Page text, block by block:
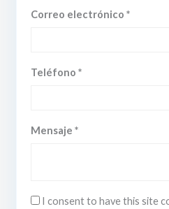
Correo electrónico *
Teléfono *
Mensaje *
I consent to have this site